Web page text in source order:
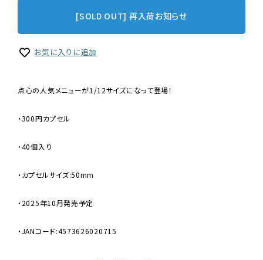
[SOLD OUT] 再入荷お知らせ
お気に入りに追加
点心の人気メニューが1/12サイズになって登場！
・300円カプセル
・40個入り
・カプセルサイズ:50mm
・2025年10月発売予定
・JANコード:4573626020715